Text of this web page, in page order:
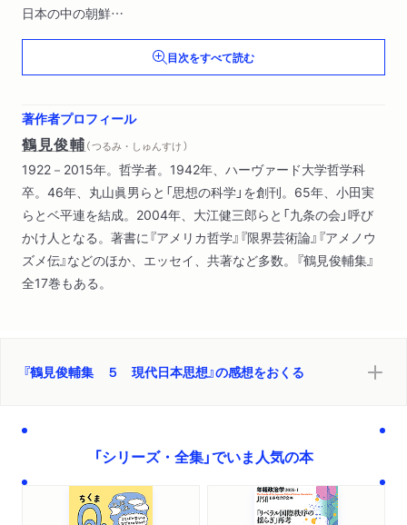
日本の中の朝鮮
非スターリン化をめざして
戦時下の日常生活
戦争の終り
ふりかえって）
戦後日本の大衆文化史―１９４５～１９８０年（占領―押しつけ
られたものとしての米国風生活様式
占領と正義の感覚について
戦後日本の漫画
寄席の芸術
共通文化を育てる物語
旅行案内について）
新人の理想像―『青鞜』を中心として
大衆小説と世界意識―『大菩薩峠』と『地上』
自治の国）
目次をすべて読む
著作者プロフィール
鶴見俊輔（ つるみ・しゅんすけ ）
1922－2015年。哲学者。1942年、ハーヴァード大学哲学科
卒。46年、丸山眞男らと「思想の科学」を創刊。65年、小田実
らとベ平連を結成。2004年、大江健三郎らと「九条の会」呼び
かけ人となる。著書に『アメリカ哲学』『限界芸術論』『アメノウ
ズメ伝』などのほか、エッセイ、共著など多数。『鶴見俊輔集』
全17巻もある。
『鶴見俊輔集 ５ 現代日本思想』の感想をおくる
「シリーズ・全集」でいま人気の本